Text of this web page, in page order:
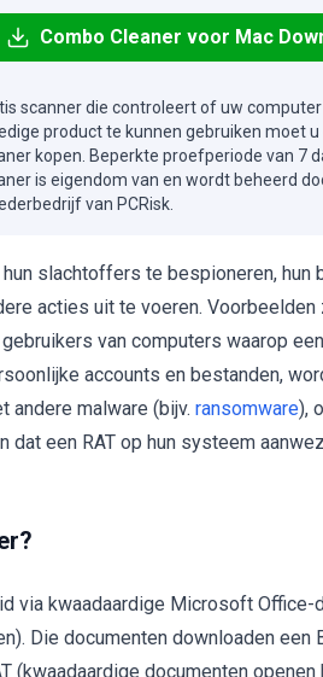
Combo Cleaner voor Mac
scanner die controleert of uw
product te kunnen gebruiken moet
kopen. Beperkte proefperiode van 7
is eigendom van en wordt beheerd
van PCRisk.
slachtoffers te bespioneren, hun
acties uit te voeren. Voorbeelden
van computers waarop
accounts en bestanden,
malware (bijv. ransomware),
een RAT op hun systeem
via kwaadaardige Microsoft
Die documenten downloaden
(kwaadaardige documenten